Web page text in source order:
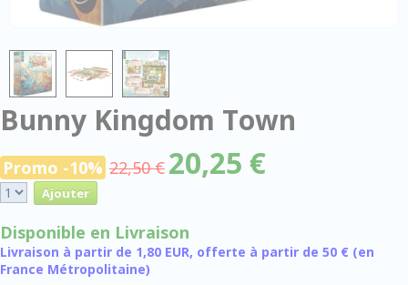
Bunny Kingdom Town
Promo -10% 22,50 € 20,25 €
Disponible en Livraison
Livraison à partir de 1,80 EUR, offerte à partir de 50 € (en
France Métropolitaine)